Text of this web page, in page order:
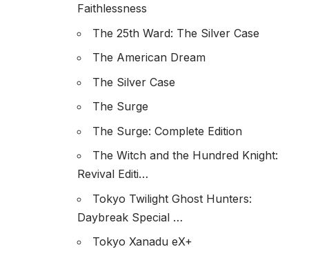
Faithlessness
The 25th Ward: The Silver Case
The American Dream
The Silver Case
The Surge
The Surge: Complete Edition
The Witch and the Hundred Knight:
Revival Editi…
Tokyo Twilight Ghost Hunters:
Daybreak Special …
Tokyo Xanadu eX+